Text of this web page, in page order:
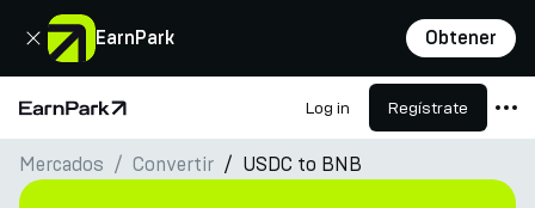
EarnPark Obtener
Cerrar
Página de inicio Log in Regístrate
Productos
Mercados Convertir USDC to BNB